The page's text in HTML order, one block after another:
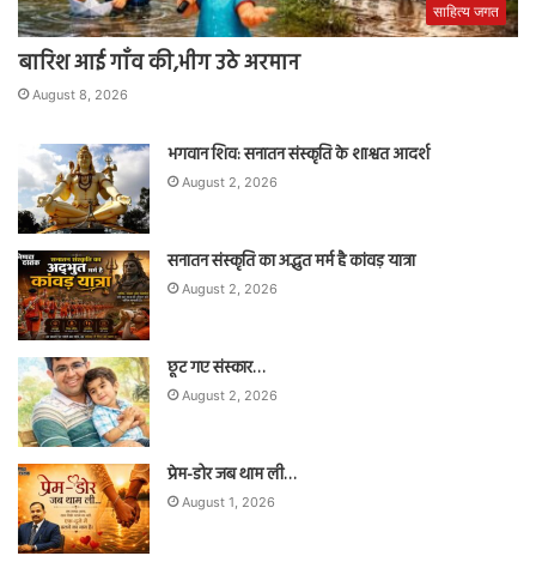
साहित्य जगत
बारिश आई गाँव की,भीग उठे अरमान
August 8, 2026
भगवान शिव: सनातन संस्कृति के शाश्वत आदर्श
August 2, 2026
सनातन संस्कृति का अद्भुत मर्म है कांवड़ यात्रा
August 2, 2026
छूट गए संस्कार…
August 2, 2026
प्रेम-डोर जब थाम ली…
August 1, 2026